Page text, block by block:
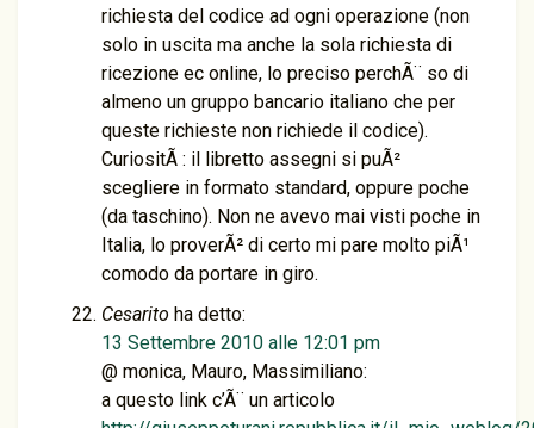
richiesta del codice ad ogni operazione (non
solo in uscita ma anche la sola richiesta di
ricezione ec online, lo preciso perchÃ¨ so di
almeno un gruppo bancario italiano che per
queste richieste non richiede il codice).
CuriositÃ : il libretto assegni si puÃ²
scegliere in formato standard, oppure poche
(da taschino). Non ne avevo mai visti poche in
Italia, lo proverÃ² di certo mi pare molto piÃ¹
comodo da portare in giro.
Cesarito ha detto:
13 Settembre 2010 alle 12:01 pm
@ monica, Mauro, Massimiliano:
a questo link c’Ã¨ un articolo